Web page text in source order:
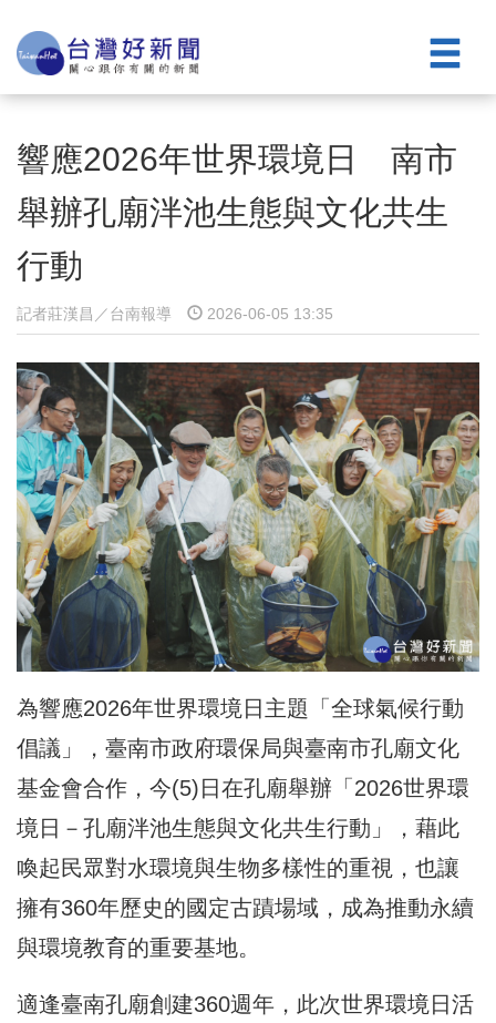
響應2026年世界環境日 南市
舉辦孔廟泮池生態與文化共生
行動
記者莊漢昌／台南報導 2026-06-05 13:35
為響應2026年世界環境日主題「全球氣候行動
倡議」，臺南市政府環保局與臺南市孔廟文化
基金會合作，今(5)日在孔廟舉辦「2026世界環
境日－孔廟泮池生態與文化共生行動」，藉此
喚起民眾對水環境與生物多樣性的重視，也讓
擁有360年歷史的國定古蹟場域，成為推動永續
與環境教育的重要基地。
適逢臺南孔廟創建360週年，此次世界環境日活